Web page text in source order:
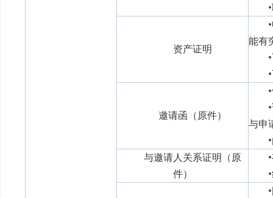
资产证明
能有
邀请函（原件）
与申
与邀请人关系证明（原
件）